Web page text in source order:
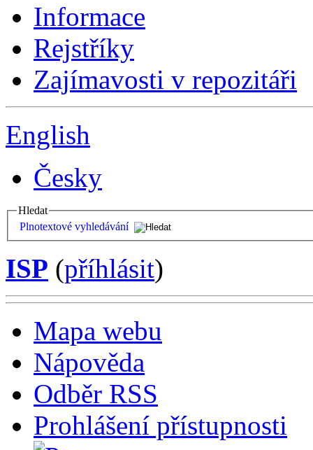
Informace
Rejstříky
Zajímavosti v repozitáři
English
Česky
Hledat
Plnotextové vyhledávání
ISP (příhlásit)
Mapa webu
Nápověda
Odběr RSS
Prohlášení přístupnosti